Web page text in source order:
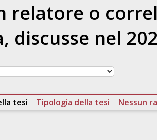
relatore o
, discusse nel
tesi | Tipologia della tesi | Nessun